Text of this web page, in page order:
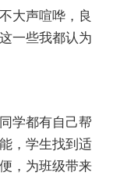
大声喧哗，良
一些我都认为
学都有自己帮
，学生找到适
，为班级带来